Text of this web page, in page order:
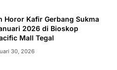
Horor Kafir Gerbang Sukma
2026 di Bioskop
Mall Tegal
30, 2026